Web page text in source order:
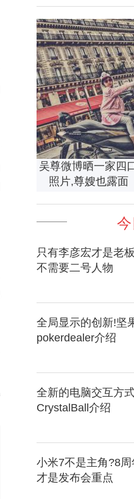
吴尊微博晒一家四
照片,尊嫂也露面
只有李彦宏才是老
不需要二号人物
全局显示的创新!坚
pokerdealer介绍
全新的电脑交互方
CrystalBall介绍
小米7不是主角?8
才是发布会重点